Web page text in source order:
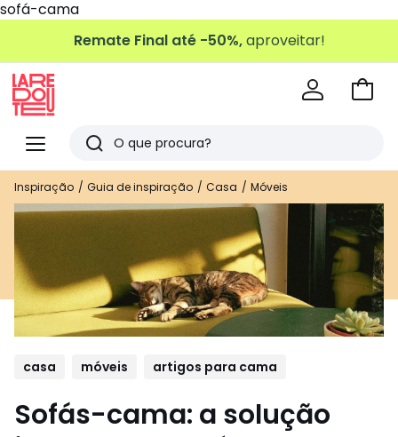
sofá-cama
Remate Final até -50%,aproveitar!
Menu
Redoute
Pesquisar
Últimos
artigos
Ir
Inspiração Guia de inspiração Casa Móveis
casa móveis artigos para cama
Sofás-cama: a solução